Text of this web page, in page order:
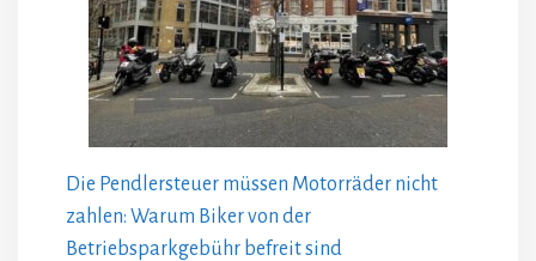
Die Pendlersteuer müssen Motorräder nicht
zahlen: Warum Biker von der
Betriebsparkgebühr befreit sind